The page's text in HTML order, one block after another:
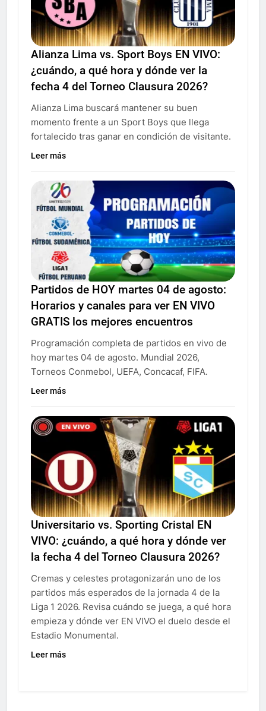
Alianza Lima vs. Sport Boys EN VIVO:
¿cuándo, a qué hora y dónde ver la
fecha 4 del Torneo Clausura 2026?
Alianza Lima buscará mantener su buen
momento frente a un Sport Boys que llega
fortalecido tras ganar en condición de visitante.
Leer más
Partidos de HOY martes 04 de agosto:
Horarios y canales para ver EN VIVO
GRATIS los mejores encuentros
Programación completa de partidos en vivo de
hoy martes 04 de agosto. Mundial 2026,
Torneos Conmebol, UEFA, Concacaf, FIFA.
Leer más
Universitario vs. Sporting Cristal EN
VIVO: ¿cuándo, a qué hora y dónde ver
la fecha 4 del Torneo Clausura 2026?
Cremas y celestes protagonizarán uno de los
partidos más esperados de la jornada 4 de la
Liga 1 2026. Revisa cuándo se juega, a qué hora
empieza y dónde ver EN VIVO el duelo desde el
Estadio Monumental.
Leer más